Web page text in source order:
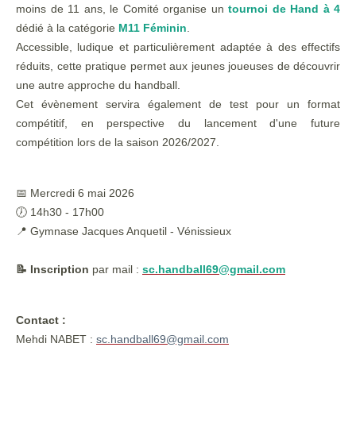
moins de 11 ans, le Comité organise un tournoi de Hand à 4
dédié à la catégorie M11 Féminin
Accessible, ludique et particulièrement adaptée à des effectifs
réduits, cette pratique permet aux jeunes joueuses de découvrir
une autre approche du handball.
Cet évènement servira également de test pour un format
compétitif, en perspective du lancement d'une future
compétition lors de la saison 2026/2027.
📅 Mercredi 6 mai 2026
🕖 14h30 - 17h00
📍 Gymnase Jacques Anquetil - Vénissieux
📝 Inscription par mail : sc.handball69@gmail.com
Contact :
Mehdi NABET : sc.handball69@gmail.com